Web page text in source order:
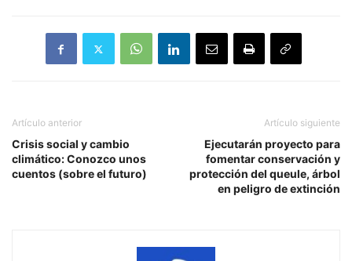
Artículo anterior
Crisis social y cambio
climático: Conozco unos
cuentos (sobre el futuro)
Artículo siguiente
Ejecutarán proyecto para
fomentar conservación y
protección del queule, árbol
en peligro de extinción